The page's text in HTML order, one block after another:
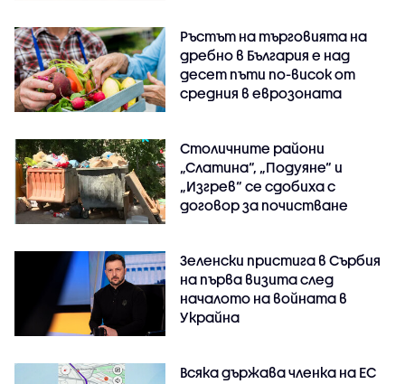
Ръстът на търговията на
дребно в България е над
десет пъти по-висок от
средния в еврозоната
Столичните райони
„Слатина“, „Подуяне“ и
„Изгрев“ се сдобиха с
договор за почистване
Зеленски пристига в Сърбия
на първа визита след
началото на войната в
Украйна
Всяка държава членка на ЕС